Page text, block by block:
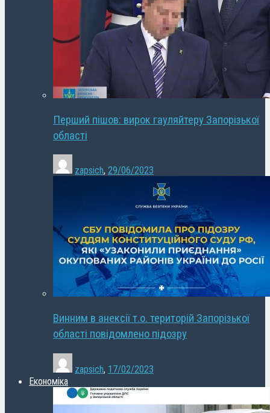
Перший пішов: вирок гауляйтеру Запорізької
області
zapsich, 29/06/2023
Винним в анексії т.о. територій Запорізької
області повідомлено підозру
zapsich, 17/02/2023
Економіка